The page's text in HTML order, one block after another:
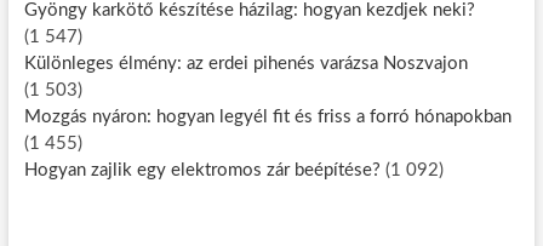
Gyöngy karkötő készítése házilag: hogyan kezdjek neki?
(1 547)
Különleges élmény: az erdei pihenés varázsa Noszvajon
(1 503)
Mozgás nyáron: hogyan legyél fit és friss a forró hónapokban
(1 455)
Hogyan zajlik egy elektromos zár beépítése? (1 092)